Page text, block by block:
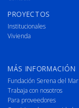
PROYECTOS
Institucionales
Vivienda
MÁS INFORMACIÓN
Fundación Serena del Mar
Trabaja con nosotros
Para proveedores